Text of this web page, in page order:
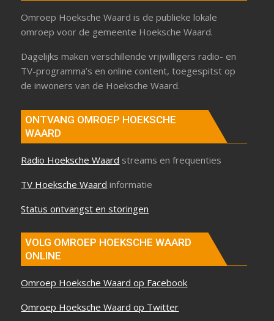
Omroep Hoeksche Waard is de publieke lokale
omroep voor de gemeente Hoeksche Waard.
Dagelijks maken verschillende vrijwilligers radio- en
TV-programma’s en online content, toegespitst op
de inwoners van de Hoeksche Waard.
ONTVANG OMROEP HOEKSCHE
WAARD
Radio Hoeksche Waard streams en frequenties
TV Hoeksche Waard informatie
Status ontvangst en storingen
VOLG OMROEP HOEKSCHE WAARD
ONLINE
Omroep Hoeksche Waard op Facebook
Omroep Hoeksche Waard op Twitter